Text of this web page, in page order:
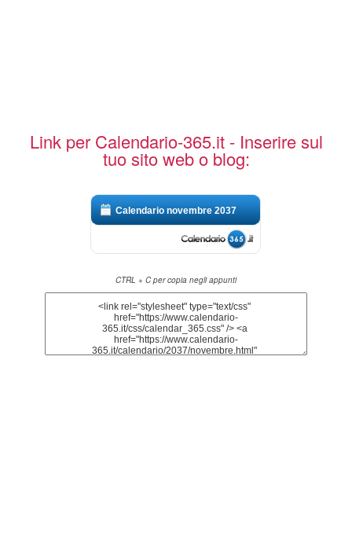
Link per Calendario-365.it - Inserire sul
tuo sito web o blog:
Calendario novembre 2037
CTRL + C per copia negli appunti